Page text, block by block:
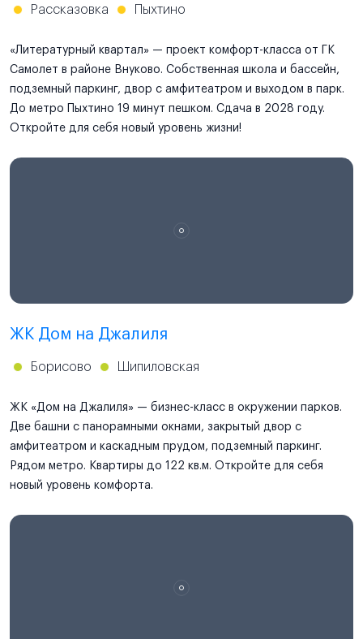
Рассказовка Пыхтино
«Литературный квартал» — проект комфорт-класса от ГК
Самолет в районе Внуково. Собственная школа и бассейн,
подземный паркинг, двор с амфитеатром и выходом в парк.
До метро Пыхтино 19 минут пешком. Сдача в 2028 году.
Откройте для себя новый уровень жизни!
ЖК Дом на Джалиля
Борисово Шипиловская
ЖК «Дом на Джалиля» — бизнес-класс в окружении парков.
Две башни с панорамными окнами, закрытый двор с
амфитеатром и каскадным прудом, подземный паркинг.
Рядом метро. Квартиры до 122 кв.м. Откройте для себя
новый уровень комфорта.